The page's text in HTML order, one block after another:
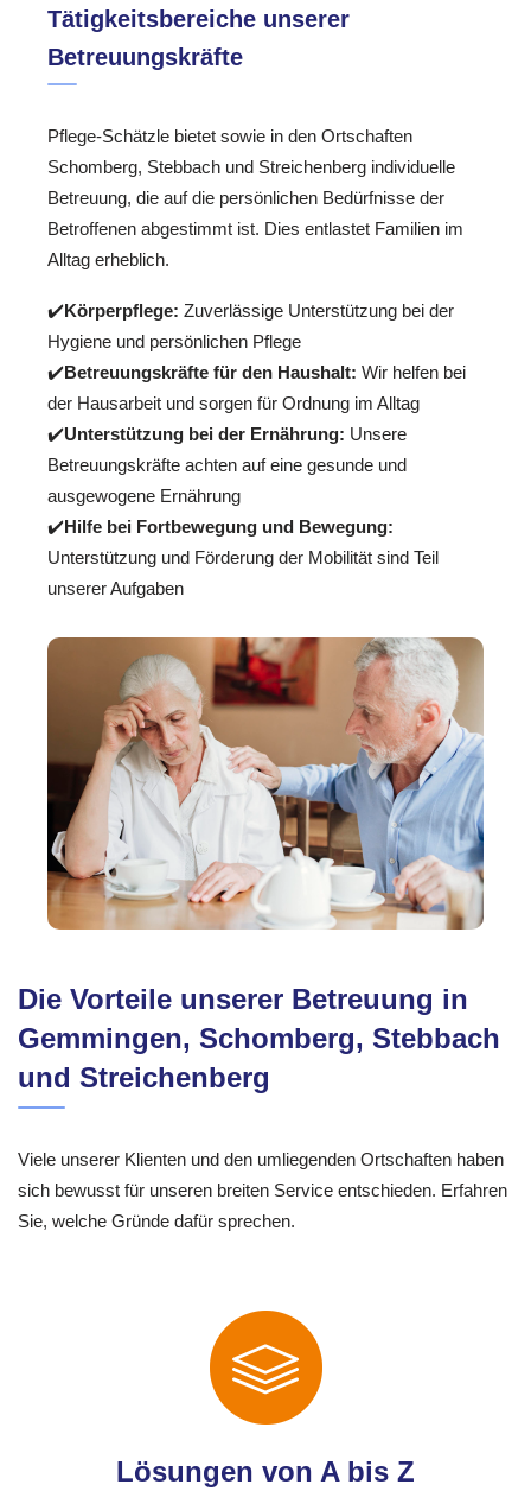
Tätigkeitsbereiche unserer
Betreuungskräfte
Pflege-Schätzle bietet sowie in den Ortschaften
Schomberg, Stebbach und Streichenberg individuelle
Betreuung, die auf die persönlichen Bedürfnisse der
Betroffenen abgestimmt ist. Dies entlastet Familien im
Alltag erheblich.
✔️Körperpflege: Zuverlässige Unterstützung bei der
Hygiene und persönlichen Pflege
✔️Betreuungskräfte für den Haushalt: Wir helfen bei
der Hausarbeit und sorgen für Ordnung im Alltag
✔️Unterstützung bei der Ernährung: Unsere
Betreuungskräfte achten auf eine gesunde und
ausgewogene Ernährung
✔️Hilfe bei Fortbewegung und Bewegung:
Unterstützung und Förderung der Mobilität sind Teil
unserer Aufgaben
Die Vorteile unserer Betreuung in
Gemmingen, Schomberg, Stebbach
und Streichenberg
Viele unserer Klienten und den umliegenden Ortschaften haben
sich bewusst für unseren breiten Service entschieden. Erfahren
Sie, welche Gründe dafür sprechen.
Lösungen von A bis Z